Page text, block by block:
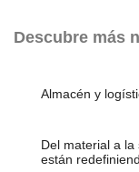
Descubre más
Almacén y
Del material a
están